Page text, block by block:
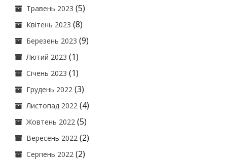
Травень 2023 (5)
Квітень 2023 (8)
Березень 2023 (9)
Лютий 2023 (1)
Січень 2023 (1)
Грудень 2022 (3)
Листопад 2022 (4)
Жовтень 2022 (5)
Вересень 2022 (2)
Серпень 2022 (2)